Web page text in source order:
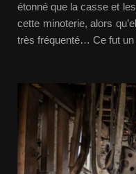
étonné que la casse et
cette minoterie, alors
très fréquenté… Ce fut un